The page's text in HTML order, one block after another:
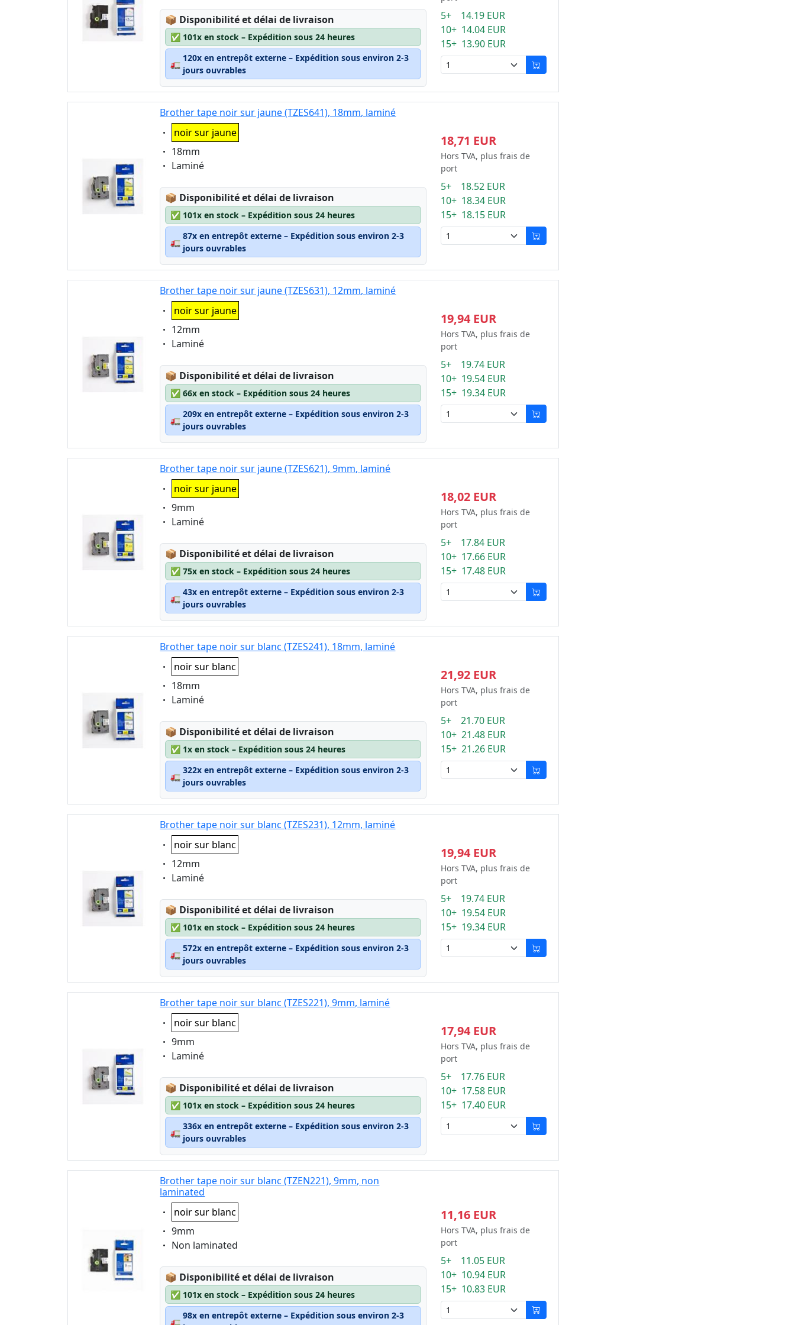
📦 Lagerstatus:
Disponibilité et délai de livraison
✅ 101x en stock – Expédition sous 24 heures
🚛
120x en entrepôt externe – Expédition sous environ 2-3
jours ouvrables
5+ 14.19 EUR
10+ 14.04 EUR
15+ 13.90 EUR
Brother tape noir sur jaune (TZES641), 18mm, laminé
Eigenschaft:
noir sur jaune
Eigenschaft:
18mm
Eigenschaft:
Laminé
📦 Lagerstatus:
Disponibilité et délai de livraison
✅ 101x en stock – Expédition sous 24 heures
🚛
87x en entrepôt externe – Expédition sous environ 2-3
jours ouvrables
18,71 EUR
Hors TVA, plus frais de
port
5+ 18.52 EUR
10+ 18.34 EUR
15+ 18.15 EUR
Brother tape noir sur jaune (TZES631), 12mm, laminé
Eigenschaft:
noir sur jaune
Eigenschaft:
12mm
Eigenschaft:
Laminé
📦 Lagerstatus:
Disponibilité et délai de livraison
✅ 66x en stock – Expédition sous 24 heures
🚛
209x en entrepôt externe – Expédition sous environ 2-3
jours ouvrables
19,94 EUR
Hors TVA, plus frais de
port
5+ 19.74 EUR
10+ 19.54 EUR
15+ 19.34 EUR
Brother tape noir sur jaune (TZES621), 9mm, laminé
Eigenschaft:
noir sur jaune
Eigenschaft:
9mm
Eigenschaft:
Laminé
📦 Lagerstatus:
Disponibilité et délai de livraison
✅ 75x en stock – Expédition sous 24 heures
🚛
43x en entrepôt externe – Expédition sous environ 2-3
jours ouvrables
18,02 EUR
Hors TVA, plus frais de
port
5+ 17.84 EUR
10+ 17.66 EUR
15+ 17.48 EUR
Brother tape noir sur blanc (TZES241), 18mm, laminé
Eigenschaft:
noir sur blanc
Eigenschaft:
18mm
Eigenschaft:
Laminé
📦 Lagerstatus:
Disponibilité et délai de livraison
✅ 1x en stock – Expédition sous 24 heures
🚛
322x en entrepôt externe – Expédition sous environ 2-3
jours ouvrables
21,92 EUR
Hors TVA, plus frais de
port
5+ 21.70 EUR
10+ 21.48 EUR
15+ 21.26 EUR
Brother tape noir sur blanc (TZES231), 12mm, laminé
Eigenschaft:
noir sur blanc
Eigenschaft:
12mm
Eigenschaft:
Laminé
📦 Lagerstatus:
Disponibilité et délai de livraison
✅ 101x en stock – Expédition sous 24 heures
🚛
572x en entrepôt externe – Expédition sous environ 2-3
jours ouvrables
19,94 EUR
Hors TVA, plus frais de
port
5+ 19.74 EUR
10+ 19.54 EUR
15+ 19.34 EUR
Brother tape noir sur blanc (TZES221), 9mm, laminé
Eigenschaft:
noir sur blanc
Eigenschaft:
9mm
Eigenschaft:
Laminé
📦 Lagerstatus:
Disponibilité et délai de livraison
✅ 101x en stock – Expédition sous 24 heures
🚛
336x en entrepôt externe – Expédition sous environ 2-3
jours ouvrables
17,94 EUR
Hors TVA, plus frais de
port
5+ 17.76 EUR
10+ 17.58 EUR
15+ 17.40 EUR
Brother tape noir sur blanc (TZEN221), 9mm, non
laminated
Eigenschaft:
noir sur blanc
Eigenschaft:
9mm
Eigenschaft:
Non laminated
📦 Lagerstatus:
Disponibilité et délai de livraison
✅ 101x en stock – Expédition sous 24 heures
🚛
98x en entrepôt externe – Expédition sous environ 2-3
11,16 EUR
Hors TVA, plus frais de
port
5+ 11.05 EUR
10+ 10.94 EUR
15+ 10.83 EUR